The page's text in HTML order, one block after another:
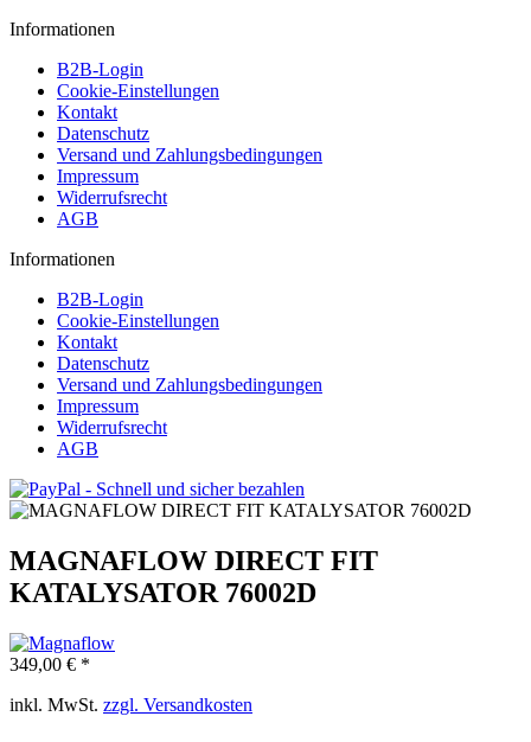
Informationen
B2B-Login
Cookie-Einstellungen
Kontakt
Datenschutz
Versand und Zahlungsbedingungen
Impressum
Widerrufsrecht
AGB
Informationen
B2B-Login
Cookie-Einstellungen
Kontakt
Datenschutz
Versand und Zahlungsbedingungen
Impressum
Widerrufsrecht
AGB
MAGNAFLOW DIRECT FIT
KATALYSATOR 76002D
349,00 € *
inkl. MwSt. zzgl. Versandkosten